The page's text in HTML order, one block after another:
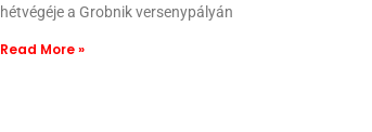
hétvégéje a Grobnik versenypályán
Read More »